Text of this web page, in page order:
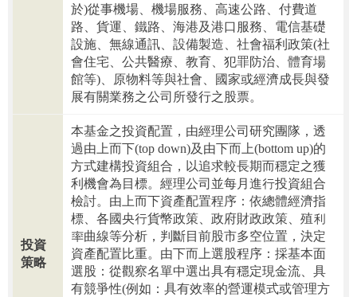
於)從事機場、機場服務、高速公路、付費道
路、貨運、鐵路、海港及港口服務、電信基礎
設施、無線通訊、設備製造、社會福利政策(社
會住宅、公共醫療、教育、犯罪防治、體育場
館等)、原物料等與社會、國家或經濟成長與發
展有關業務之公司所發行之股票。
投資
策略
本基金之投資配置，由經理公司研究團隊，透
過由上而下(top down)及由下而上(bottom up)的
方式建構投資組合，以追求較長期而穩定之獲
利機會為目標。經理公司並每月進行投資組合
檢討。由上而下資產配置程序：依總體經濟指
標、各國央行貨幣政策、政府財政政策、殖利
率曲線等分析，判斷目前股市多空位置，決定
資產配置比重。由下而上選股程序：採基本面
選股：從觀察名單中選出具有穩定現金流、具
有競爭性(例如：具有效率的營運模式或管理方